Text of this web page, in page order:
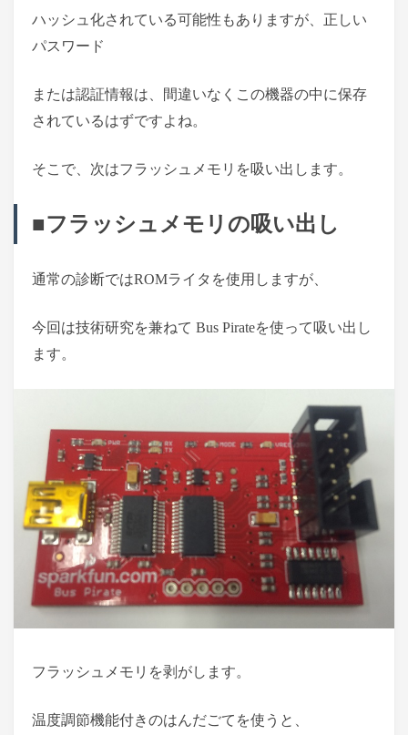
ハッシュ化されている可能性もありますが、正しい
パスワード
または認証情報は、間違いなくこの機器の中に保存
されているはずですよね。
そこで、次はフラッシュメモリを吸い出します。
■フラッシュメモリの吸い出し
通常の診断ではROMライタを使用しますが、
今回は技術研究を兼ねて Bus Pirateを使って吸い出し
ます。
フラッシュメモリを剥がします。
温度調節機能付きのはんだごてを使うと、